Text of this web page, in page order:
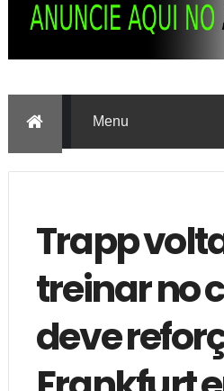
Trapp
treinar no
deve